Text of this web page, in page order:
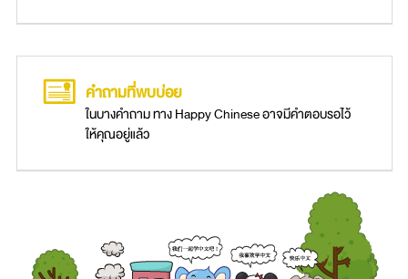
คำถามที่พบบ่อย
ในบางคำถาม ทาง Happy Chinese อาจมีคำตอบรอไว้
ให้คุณอยู่แล้ว